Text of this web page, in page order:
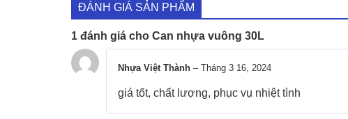
ĐÁNH GIÁ SẢN PHẨM
1 đánh giá cho Can nhựa vuông 30L
Nhựa Việt Thành – Tháng 3 16, 2024
giá tốt, chất lượng, phục vụ nhiệt tình